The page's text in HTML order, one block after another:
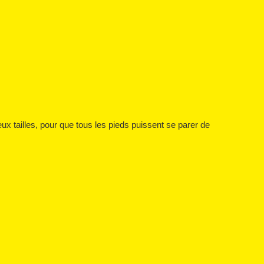
tailles, pour que tous les pieds puissent se parer de